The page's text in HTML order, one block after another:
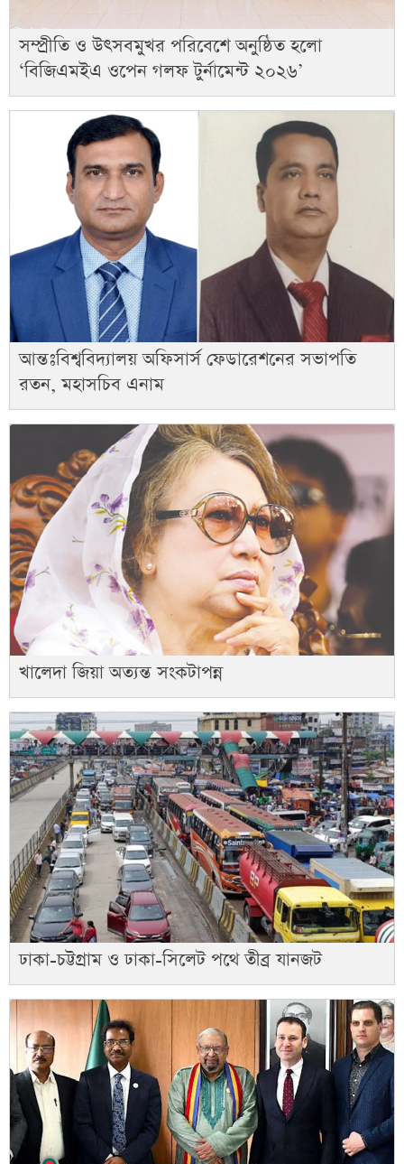
সম্প্রীতি ও উৎসবমুখর পরিবেশে অনুষ্ঠিত হলো
‘বিজিএমইএ ওপেন গলফ টুর্নামেন্ট ২০২৬’
আন্তঃবিশ্ববিদ্যালয় অফিসার্স ফেডারেশনের সভাপতি
রতন, মহাসচিব এনাম
খালেদা জিয়া অত্যন্ত সংকটাপন্ন
ঢাকা-চট্টগ্রাম ও ঢাকা-সিলেট পথে তীব্র যানজট